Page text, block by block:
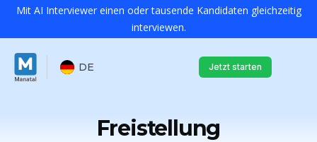
Mit AI Interviewer einen oder tausende Kandidaten gleichzeitig
interviewen.
DE Jetzt starten
Freistellung